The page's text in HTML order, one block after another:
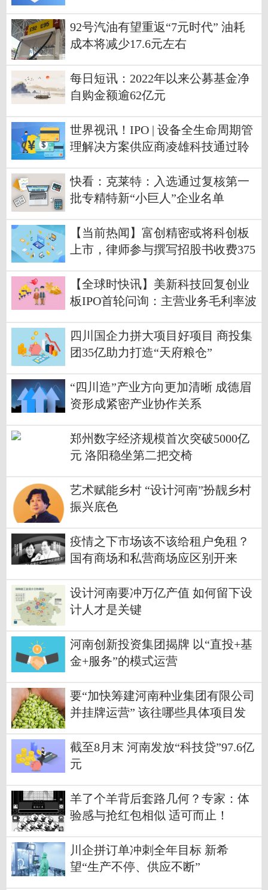
92号汽油有望重返“7元时代” 油耗
成本将减少17.6元左右
每日短讯：2022年以来公募基金净
自购金额逾62亿元
世界视讯！IPO | 设备全生命周期管
理解决方案供应商凌雄科技通过聆
快看：克莱特：入选通过复核第一
批专精特新“小巨人”企业名单
【当前热闻】富创精密或将科创板
上市，律师参与撰写招股书收费375
【全球时快讯】美新科技回复创业
板IPO首轮问询：主营业务毛利率波
的因素
四川国企力拼大项目好项目 商投集
团35亿助力打造“天府粮仓”
“四川造”产业方向更加清晰 成德眉
资形成紧密产业协作关系
郑州数字经济规模首次突破5000亿
元 洛阳稳坐第二把交椅
艺术赋能乡村 “设计河南”扮靓乡村
振兴底色
疫情之下市场该不该给租户免租？
国有商场和私营商场应区别开来
设计河南要冲万亿产值 如何留下设
计人才是关键
河南创新投资集团揭牌 以“直投+基
金+服务”的模式运营
要“加快筹建河南种业集团有限公司
并挂牌运营” 该往哪些具体项目发
截至8月末 河南发放“科技贷”97.6亿
元
羊了个羊背后套路几何？专家：体
验感与抢红包相似 适可而止！
川企拼订单冲刺全年目标 新希
望“生产不停、供应不断”